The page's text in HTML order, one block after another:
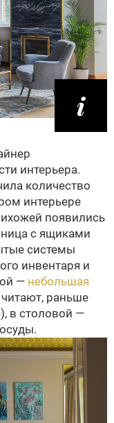
интерьера.
количество
интерьере
появились
с ящиками
системы
инвентаря и
— небольшая
раньше
в столовой —